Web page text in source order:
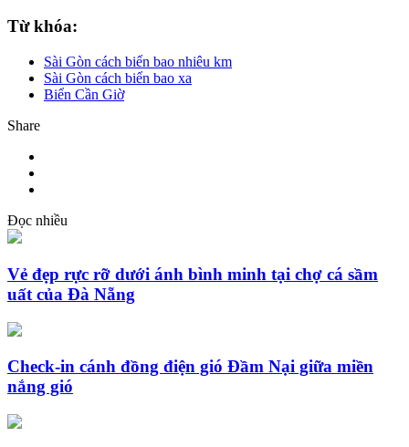
Từ khóa:
Sài Gòn cách biển bao nhiêu km
Sài Gòn cách biển bao xa
Biển Cần Giờ
Share
Đọc nhiều
Vẻ đẹp rực rỡ dưới ánh bình minh tại chợ cá sầm
uất của Đà Nẵng
Check-in cánh đồng điện gió Đầm Nại giữa miền
nắng gió